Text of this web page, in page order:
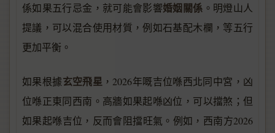
係如果五行忌金，就可能會影響婚姻關係 。明燈山人
提議，可以混合使用材質，例如石基配木欄，等五行
更加平衡。
如果根據玄空飛星 ，2026年嘅吉位喺西北同中宮，凶
位喺正東同西南。高牆如果起喺凶位，可以擋煞；但
如果起喺吉位，反而會阻擋旺氣。例如，西南方2026